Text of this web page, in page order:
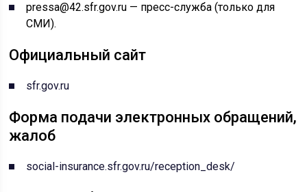
pressa@42.sfr.gov.ru — пресс-служба (только для
СМИ).
Официальный сайт
sfr.gov.ru
Форма подачи электронных обращений,
жалоб
social-insurance.sfr.gov.ru/reception_desk/